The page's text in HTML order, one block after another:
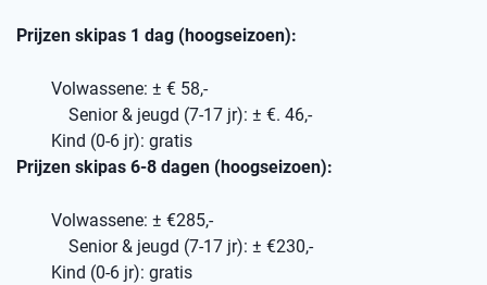
Prijzen skipas 1 dag (hoogseizoen):
Volwassene: ± € 58,-
Senior & jeugd (7-17 jr): ± €. 46,-
Kind (0-6 jr): gratis
Prijzen skipas 6-8 dagen (hoogseizoen):
Volwassene: ± €285,-
Senior & jeugd (7-17 jr): ± €230,-
Kind (0-6 jr): gratis